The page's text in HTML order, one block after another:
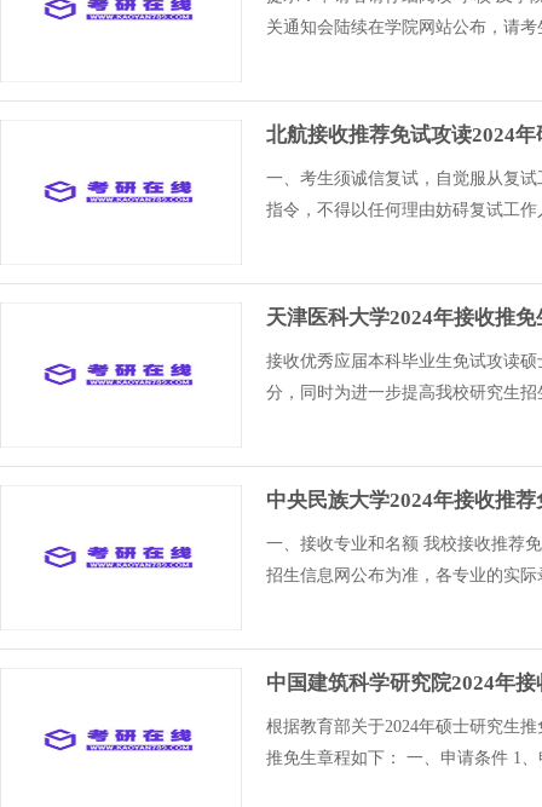
关通知会陆续在学院网站公布，请
北航接收推荐免试攻读2024
一、考生须诚信复试，自觉服从复
指令，不得以任何理由妨碍复试工
天津医科大学2024年接收推
接收优秀应届本科毕业生免试攻读
分，同时为进一步提高我校研究生
中央民族大学2024年接收推
一、接收专业和名额 我校接收推荐
招生信息网公布为准，各专业的实
中国建筑科学研究院2024年
根据教育部关于2024年硕士研究生
推免生章程如下： 一、申请条件 1